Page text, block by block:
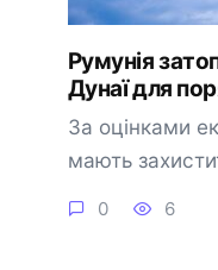
Румунія
Дунаї для
За оцінками
мають
0 6